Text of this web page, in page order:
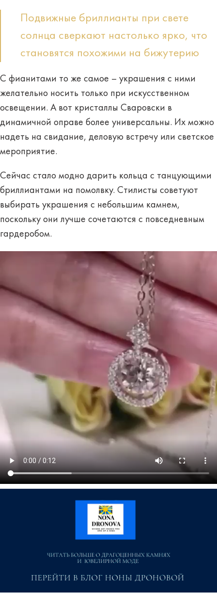
Подвижные бриллианты при свете
солнца сверкают настолько ярко, что
становятся похожими на бижутерию
С фианитами то же самое – украшения с ними
желательно носить только при искусственном
освещении. А вот кристаллы Сваровски в
динамичной оправе более универсальны. Их можно
надеть на свидание, деловую встречу или светское
мероприятие.
Сейчас стало модно дарить кольца с танцующими
бриллиантами на помолвку. Стилисты советуют
выбирать украшения с небольшим камнем,
поскольку они лучше сочетаются с повседневным
гардеробом.